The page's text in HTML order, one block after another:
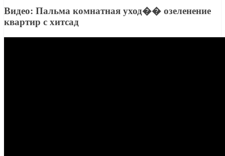
Видео: Пальма комнатная уход�� озеленение
квартир с хитсад